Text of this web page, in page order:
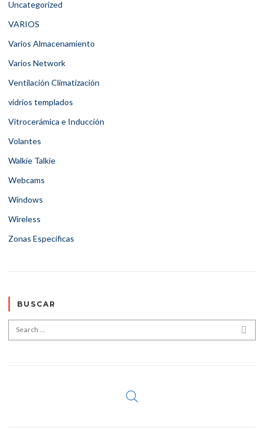
Uncategorized
VARIOS
Varios Almacenamiento
Varios Network
Ventilación Climatización
vidrios templados
Vitrocerámica e Inducción
Volantes
Walkie Talkie
Webcams
Windows
Wireless
Zonas Específicas
BUSCAR
Search for: